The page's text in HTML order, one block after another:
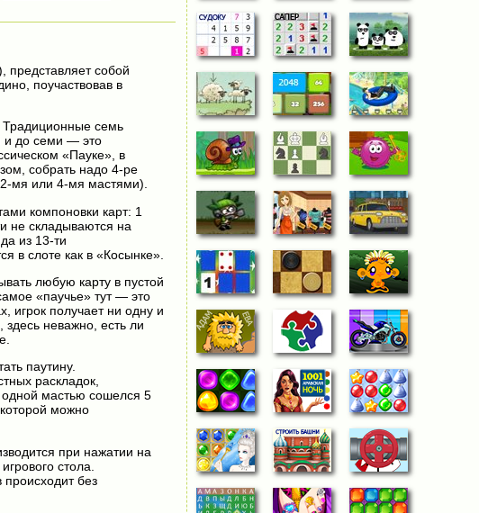
представляет собой
поучаствовав в
Традиционные семь
и до семи — это
«Пауке», в
собрать надо 4-ре
мя или 4-мя мастями).
компоновки карт: 1
не складываются на
из 13-ти
в слоте как в «Косынке».
любую карту в пустой
«паучье» тут — это
игрок получает ни одну и
неважно, есть ли
паутину.
раскладок,
одной мастью сошелся 5
можно
при нажатии на
стола.
без